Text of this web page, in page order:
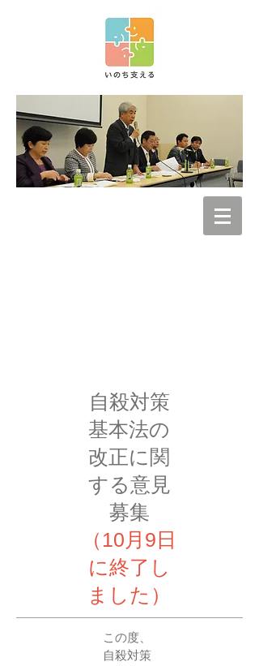
自殺対策
基本法の
改正に関
する意見
募集
（10月9日
に終了し
ました）
この度、
自殺対策